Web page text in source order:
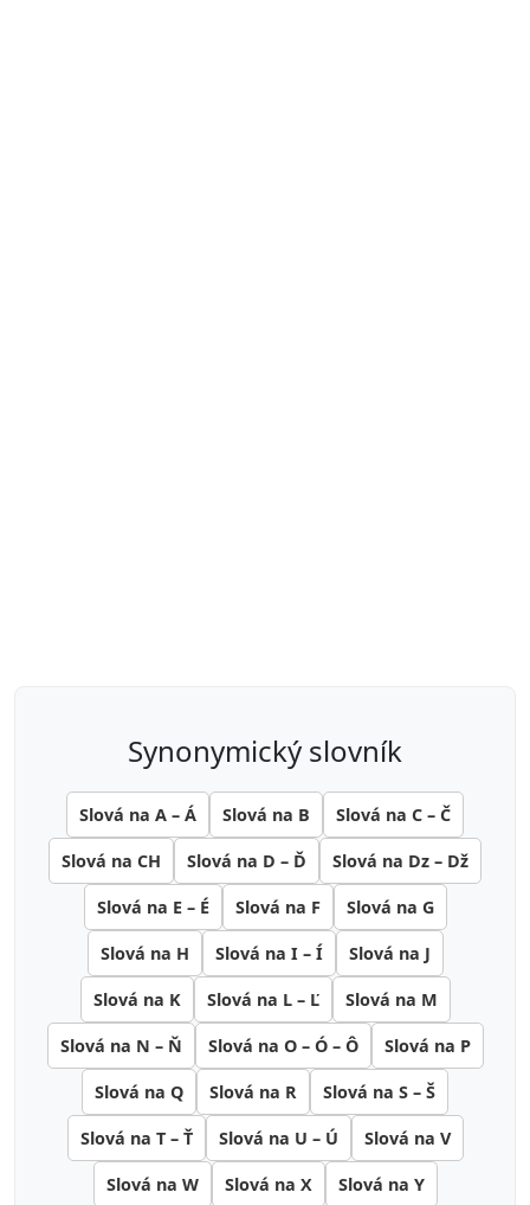
synonymický slovník
Slová na A – Á Slová na B Slová na C – Č
Slová na CH Slová na D – Ď Slová na Dz – Dž
Slová na E – É Slová na F Slová na G
Slová na H Slová na I – Í Slová na J
Slová na K Slová na L – Ľ Slová na M
Slová na N – Ň Slová na O – Ó – Ô Slová na P
Slová na Q Slová na R Slová na S – Š
Slová na T – Ť Slová na U – Ú Slová na V
Slová na W Slová na X Slová na Y